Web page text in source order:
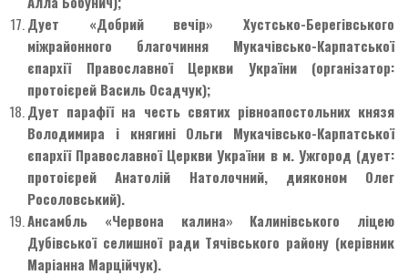
Дует «Добрий вечір» Хустсько-Берегівського
міжрайонного благочиння Мукачівсько-Карпатської
єпархії Православної Церкви України (організатор:
протоієрей Василь Осадчук);
Дует парафії на честь святих рівноапостольних князя
Володимира і княгині Ольги Мукачівсько-Карпатської
єпархії Православної Церкви України в м. Ужгород (дует:
протоієрей Анатолій Натолочний, дияконом Олег
Росоловський).
Ансамбль «Червона калина» Калинівського ліцею
Дубівської селишної ради Тячівського району (керівник
Маріанна Марційчук).